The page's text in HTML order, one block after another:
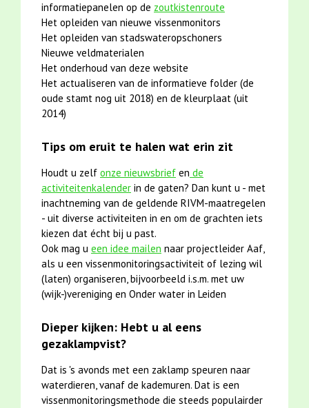
informatiepanelen op de zoutkistenroute
Het opleiden van nieuwe vissenmonitors
Het opleiden van stadswateropschoners
Nieuwe veldmaterialen
Het onderhoud van deze website
Het actualiseren van de informatieve folder (de
oude stamt nog uit 2018) en de kleurplaat (uit
2014)
Tips om eruit te halen wat erin zit
Houdt u zelf onze nieuwsbrief en de
activiteitenkalender in de gaten? Dan kunt u - met
inachtneming van de geldende RIVM-maatregelen
- uit diverse activiteiten in en om de grachten iets
kiezen dat écht bij u past.
Ook mag u een idee mailen naar projectleider Aaf,
als u een vissenmonitoringsactiviteit of lezing wil
(laten) organiseren, bijvoorbeeld i.s.m. met uw
(wijk-)vereniging en Onder water in Leiden
Dieper kijken: Hebt u al eens
gezaklampvist?
Dat is 's avonds met een zaklamp speuren naar
waterdieren, vanaf de kademuren. Dat is een
vissenmonitoringsmethode die steeds populairder